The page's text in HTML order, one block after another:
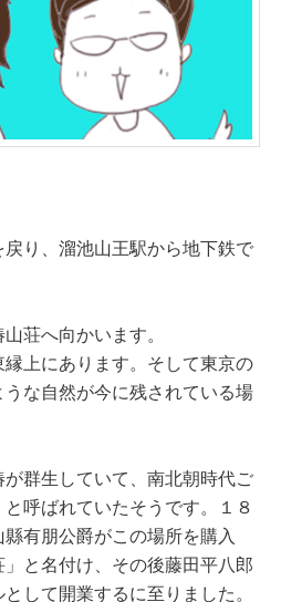
り、溜池山王駅から地下鉄で
荘へ向かいます。
上にあります。そして東京の
な自然が今に残されている場
群生していて、南北朝時代ご
呼ばれていたそうです。１８
有朋公爵がこの場所を購入
と名付け、その後藤田平八郎
して開業するに至りました。